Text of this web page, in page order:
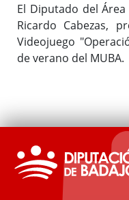
El Diputado del
Ricardo Cabezas,
Videojuego
de verano del MUBA.